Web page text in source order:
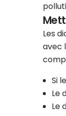
Les
avec
Si
Le
Le